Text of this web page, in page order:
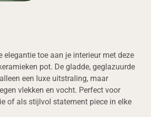
elegantie toe aan je interieur met deze
pot. De gladde, geglazuurde
een luxe uitstraling, maar
vlekken en vocht. Perfect voor
of als stijlvol statement piece in elke